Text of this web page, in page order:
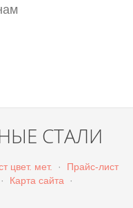
СТАЛИ
цвет. мет. ·
Прайс-лист
· Карта сайта
·